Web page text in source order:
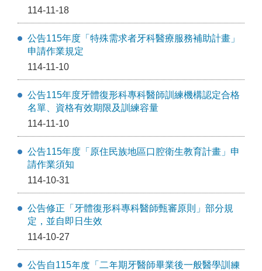
114-11-18
公告115年度「特殊需求者牙科醫療服務補助計畫」
申請作業規定
114-11-10
公告115年度牙體復形科專科醫師訓練機構認定合格
名單、資格有效期限及訓練容量
114-11-10
公告115年度「原住民族地區口腔衛生教育計畫」申
請作業須知
114-10-31
公告修正「牙體復形科專科醫師甄審原則」部分規
定，並自即日生效
114-10-27
公告自115年度「二年期牙醫師畢業後一般醫學訓練